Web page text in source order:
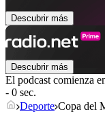
Descubrir más
Descubrir más
El podcast comienza
- 0 sec.
Deporte Copa del